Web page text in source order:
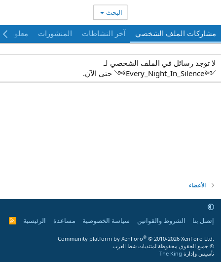
البحث
مشاركات الملف الشخصي آخر النشاطات المنشورات معلومات
لا توجد رسائل في الملف الشخصي لـ
༺Every_Night_In_Silence༻ حتى الآن.
الأعضاء
إتصل بنا الشروط والقوانين سياسة الخصوصية مساعدة الرئيسية
R
Community platform by XenForo® © 2010-2026 XenForo Ltd.
© جميع الحقوق محفوظة لمنتديات شط العرب
تأسيس وإدارة The King